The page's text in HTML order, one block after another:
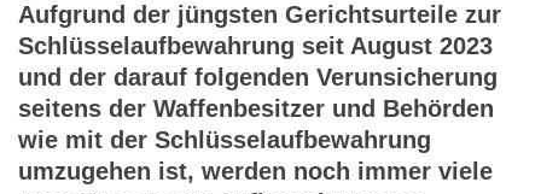
Aufgrund der jüngsten Gerichtsurteile zur
Schlüsselaufbewahrung seit August 2023
und der darauf folgenden Verunsicherung
seitens der Waffenbesitzer und Behörden
wie mit der Schlüsselaufbewahrung
umzugehen ist, werden noch immer viele